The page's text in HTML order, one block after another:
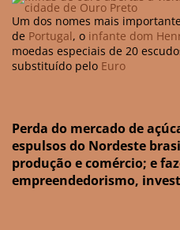
Um dos nomes mais
de Portugal, o infante dom
moedas especiais de 20
substituído pelo Euro
Perda do mercado de
espulsos do Nordeste
produção e comércio; e
empreendedorismo,